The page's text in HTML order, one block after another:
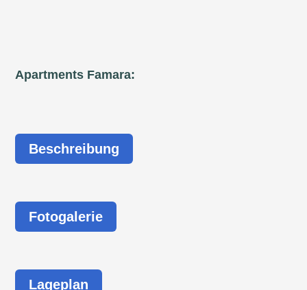
Apartments Famara:
Beschreibung
Fotogalerie
Lageplan